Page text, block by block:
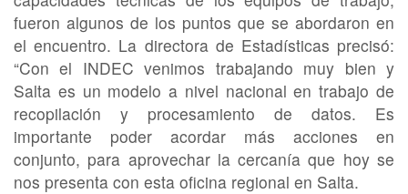
fueron algunos de los puntos que se abordaron en
el encuentro. La directora de Estadísticas precisó:
“Con el INDEC venimos trabajando muy bien y
Salta es un modelo a nivel nacional en trabajo de
recopilación y procesamiento de datos. Es
importante poder acordar más acciones en
conjunto, para aprovechar la cercanía que hoy se
nos presenta con esta oficina regional en Salta.